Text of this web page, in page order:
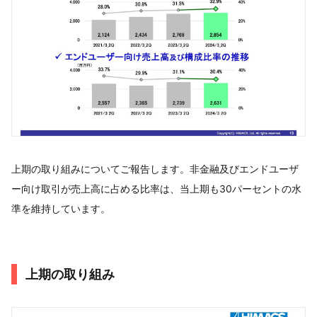
上期の取り組みについてご報告します。非金融及びエンドユーザ
ー向け取引が売上高に占める比率は、当上期も30パーセントの水
準を維持しています。
上期の取り組み